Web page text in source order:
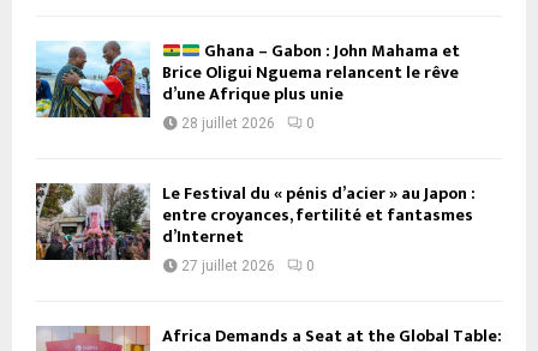
Ghana – Gabon : John Mahama et
Brice Oligui Nguema relancent le rêve
d’une Afrique plus unie
28 juillet 2026 0
Le Festival du « pénis d’acier » au Japon :
entre croyances, fertilité et fantasmes
d’Internet
27 juillet 2026 0
Africa Demands a Seat at the Global Table: